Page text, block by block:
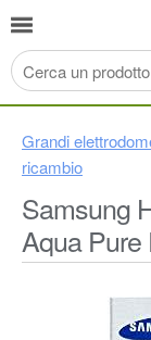
Grandi
ricambio
Samsung
Aqua
Frigorifero,